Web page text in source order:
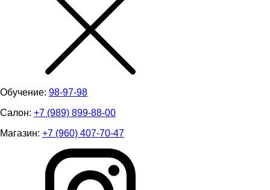
Обучение: 98-97-98
Салон: +7 (989) 899-88-00
Магазин: +7 (960) 407-70-47